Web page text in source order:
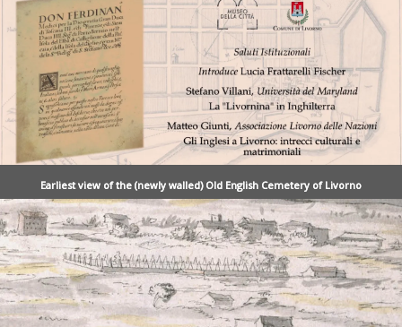
Earliest view of the (newly walled) Old English Cemetery of Livorno